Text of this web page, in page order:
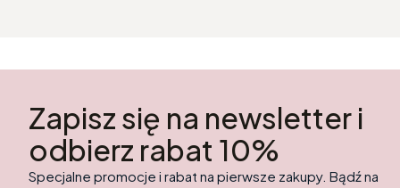
Zapisz się na newsletter i
odbierz rabat 10%
Specjalne promocje i rabat na pierwsze zakupy. Bądź na